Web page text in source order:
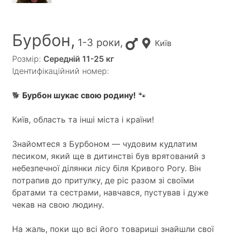
Бурбон, 1-3 роки,
Київ
Розмір: Середній 11-25 кг
Ідентифікаційний номер:
🐕 Бурбон шукає свою родину! 🐾
Київ, область та інші міста і країни!
Знайомтеся з Бурбоном — чудовим кудлатим
песиком, який ще в дитинстві був врятований з
небезпечної ділянки лісу біля Кривого Рогу. Він
потрапив до притулку, де ріс разом зі своїми
братами та сестрами, навчався, пустував і дуже
чекав на свою людину.
На жаль, поки що всі його товариші знайшли свої